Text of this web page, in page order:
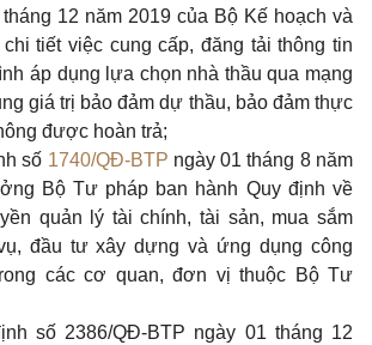
12 năm 2019 của Bộ Kế hoạch và
tiết việc cung cấp, đăng tải thông tin
áp dụng lựa chọn nhà thầu qua mạng
giá trị bảo đảm dự thầu, bảo đảm thực
được hoàn trả;
số 1740/QĐ-BTP ngày 01 tháng 8 năm
Bộ Tư pháp ban hành Quy định về
quản lý tài chính, tài sản, mua sắm
đầu tư xây dựng và ứng dụng công
các cơ quan, đơn vị thuộc Bộ Tư
số 2386/QĐ-BTP ngày 01 tháng 12